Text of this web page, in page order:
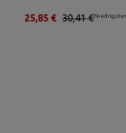
30,41 €
25,85 €